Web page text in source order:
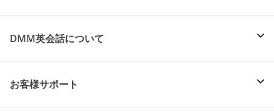
DMM英会話について
お客様サポート